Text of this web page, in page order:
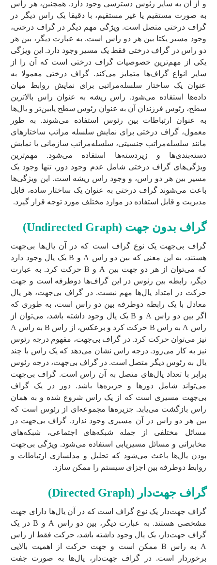
و از آن به سایر رئوس دسترسی وجود دارد. همچنین، هر راس
به صورت مستقیم یا غیر مستقیم، با دقیقا یک راس دیگر در
گراف درختی متصل است. ویژگی مهم دیگر در گراف درختی،
وجود مسیر یکتا بین هر دو راس است. به عبارت دیگر، بین هر
دو راس در گراف درختی فقط یک مسیر وجود دارد. این ویژگی
یکی از مهم‌ترین خصوصیات گراف درختی است که آن را از
سایر انواع گراف‌ها متمایز می‌کند. گراف درختی معمولا به
عنوان یک ساختار سلسله‌مراتبی برای نمایش روابط میان
داده‌ها استفاده می‌شود. راس ریشه به عنوان راس بالاترین
سطح، رئوس فرزندان آن به عنوان رئوس سطح پایین‌تر و یال‌ها
به عنوان ارتباطات بین رئوس استفاده می‌شوند. به طور
معمول، گراف درختی برای نمایش سلسله مراتب ساختارهای
مانند سلسله‌مراتب جنسیتی، سلسله‌مراتب سازمانی یا نمایش
دسته‌بندی‌ها و زیردسته‌ها استفاده می‌شود. مهم‌ترین
ویژگی‌های گراف درختی شامل عدم وجود دور، تنها وجود یک
مسیر بین هر دو راس، و وجود راس ریشه است. این ویژگی‌ها
باعث می‌شوند گراف درختی به عنوان یک ساختار ساده، قابل
مدیریت و قابل استفاده در موارد مختلف مورد توجه قرار گیرد.
گراف بدون ‌جهت (Undirected Graph
)
گراف بی‌جهت یک نوع گراف است که در آن یال‌ها بی‌جهت
هستند، به این معنی که بین دو راس A و B یک یال وجود دارد
که می‌توان از هر دو جهت بین A و B حرکت کرد. به عبارت
دیگر، رابطه بین رئوس در این گراف‌ها دوطرفه است و جهت
حرکت در امتداد یال‌ها مهم نیست. در گراف بی‌جهت، هر یال
معادل با یک رابطه دوطرفه بین دو راس است، به طوری که
اگر بین دو راس A و B یک یال وجود داشته باشد، می‌توان از
راس A به راس B حرکت کرد و برعکس، از راس B به راس A
نیز می‌توان حرکت کرد. در گراف بی‌جهت، مفهوم درجه رئوس
نیز به کار می‌رود. درجه راس نشان می‌دهد که یک راس با چند
یال به رئوس دیگر متصل است. در گراف بی‌جهت، درجه رئوس
برابر با تعداد یال‌های متصل به آن راس است. گراف بی‌جهت
می‌تواند شامل دورها و جزیره‌ها باشد. دور در یک گراف
بی‌جهت مسیری است که از یک راس شروع شده و به همان
راس بازگشت می‌یابد. جزیره‌ها مجموعه‌ای از رئوس است که
بین هر دو راس در آن مسیری وجود ندارد. گراف بی‌جهت در
مسائل مختلفی از جمله شبکه‌های اجتماعی، شبکه‌های
مخابراتی و مسائل مسیریابی استفاده می‌شود. ویژگی بی‌جهت
بودن یال‌ها باعث می‌شود که تحلیل و مدلسازی ارتباطات و
روابط دوطرفه بین اجزای سیستم را ممکن سازد.
گراف جهت‌دار (Directed Graph
)
گراف جهت‌دار یک نوع گراف است که در آن یال‌ها دارای جهت
مشخصی هستند. به عبارت دیگر، بین دو راس A و B در یک
گراف جهت‌دار، یک یال وجود داشته باشد، حرکت فقط از راس
A به راس B ممکن است و جهت حرکت از اهمیت بالایی
برخوردار است. در گراف جهت‌دار، یال‌ها به صورت جفت‌